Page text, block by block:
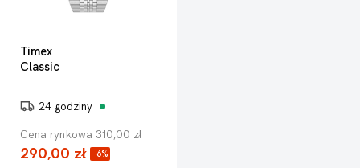
Timex
Classic
24 godziny
Cena rynkowa 310,00 zł
290,00 zł -6%